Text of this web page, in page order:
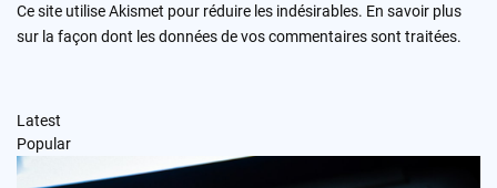
Ce site utilise Akismet pour réduire les indésirables. En savoir plus
sur la façon dont les données de vos commentaires sont traitées.
Latest
Popular